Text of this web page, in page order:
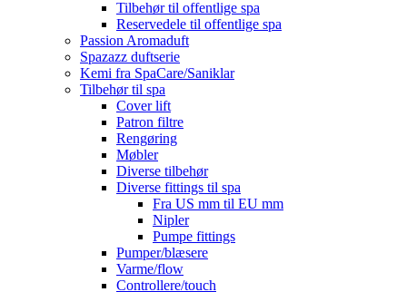
Tilbehør til offentlige spa
Reservedele til offentlige spa
Passion Aromaduft
Spazazz duftserie
Kemi fra SpaCare/Saniklar
Tilbehør til spa
Cover lift
Patron filtre
Rengøring
Møbler
Diverse tilbehør
Diverse fittings til spa
Fra US mm til EU mm
Nipler
Pumpe fittings
Pumper/blæsere
Varme/flow
Controllere/touch